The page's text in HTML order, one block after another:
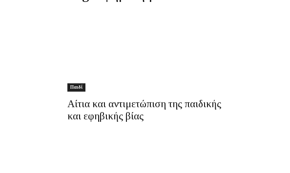
Παιδί
Αίτια και αντιμετώπιση της παιδικής
και εφηβικής βίας